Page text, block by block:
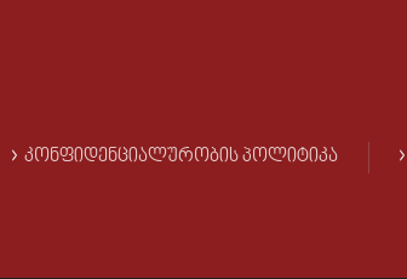
ᲙᲝᲜᲤᲘᲓᲔᲜᲪᲘᲐᲚᲣᲠᲝᲑᲘᲡ ᲞᲝᲚᲘᲢᲘᲙᲐ